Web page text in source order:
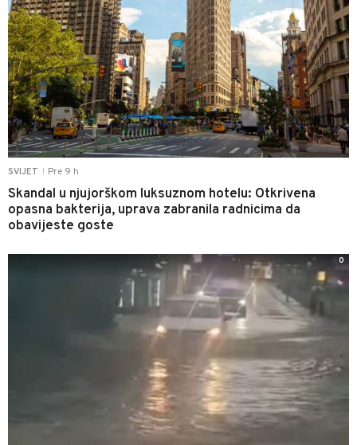
SVIJET Pre 9 h
Skandal u njujorškom luksuznom hotelu: Otkrivena
opasna bakterija, uprava zabranila radnicima da
obavijeste goste
0